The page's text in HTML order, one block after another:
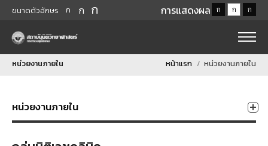
ขนาดตัวอักษร ก ก ก การแสดงผล ก ก ก
หน่วยงานภายใน หน้าแรก หน่วยงานภายใน
หน่วยงานภายใน